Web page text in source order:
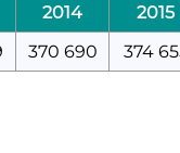
2014
2015
370 690 374